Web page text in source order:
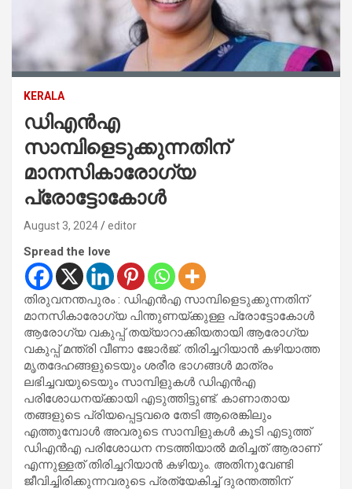
KERALA
ഡിഎന്‍എ
സാമ്പിളെടുക്കുന്നതിന്
മാനസികാരോഗ്യ
പ്രോട്ടോകോള്‍
August 3, 2024 editor
Spread the love
തിരുവനന്തപുരം : ഡിഎന്‍എ സാമ്പിളെടുക്കുന്നതിന്
മാനസികാരോഗ്യ പിന്തുണയ്ക്കുള്ള പ്രോട്ടോകോള്‍
ആരോഗ്യ വകുപ്പ് തയ്യാറാക്കിയതായി ആരോഗ്യ
വകുപ്പ് മന്ത്രി വീണാ ജോര്‍ജ്. തിരിച്ചറിയാന്‍ കഴിയാത്ത
മൃതദേഹങ്ങളുടെയും ശരീര ഭാഗങ്ങള്‍ മാത്രം
ലഭിച്ചവയുടെയും സാമ്പിളുകള്‍ ഡിഎന്‍എ
പരിശോധനയ്ക്കായി എടുത്തിട്ടുണ്ട്. കാണാതായ
തങ്ങളുടെ പ്രിയപ്പെട്ടവരെ തേടി ആരെങ്കിലും
എത്തുമ്പോള്‍ അവരുടെ സാമ്പിളുകള്‍ കൂടി എടുത്ത്
ഡിഎന്‍എ പരിശോധന നടത്തിയാല്‍ മരിച്ചത് ആരാണ്
എന്നുള്ളത് തിരിച്ചറിയാന്‍ കഴിയും. അതിനുവേണ്ടി
ജീവിച്ചിരിക്കുന്നവരുടെ പ്രത്യേകിച്ച് ദുരന്തത്തിന്